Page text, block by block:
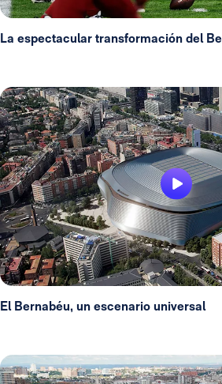
La espectacular transformación del
El Bernabéu, un escenario universal